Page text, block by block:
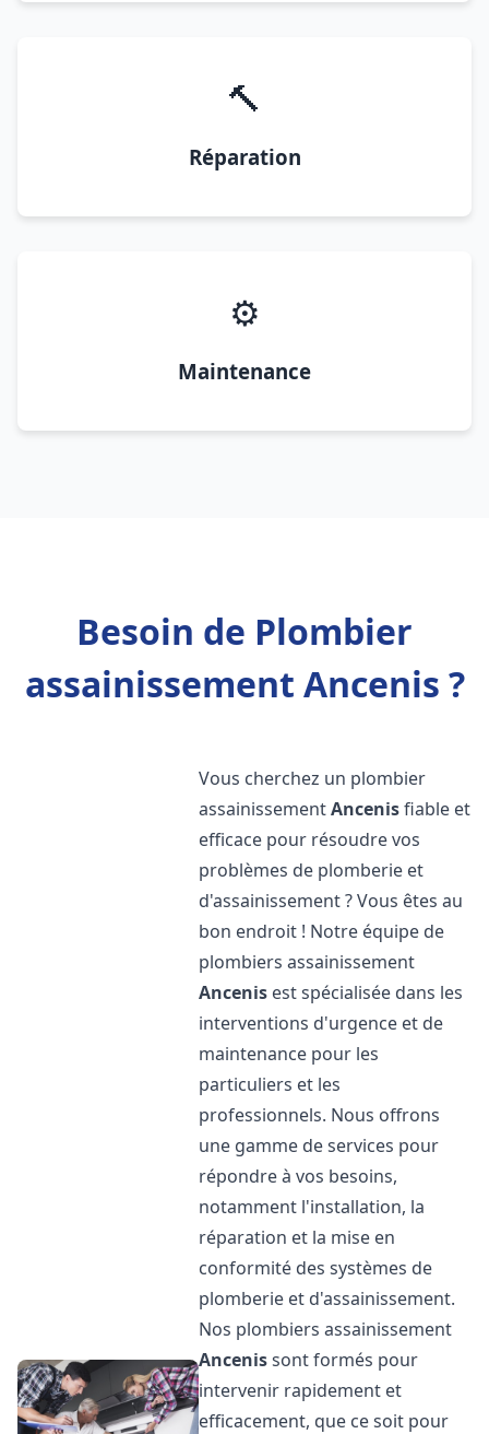
🔨
Réparation
⚙️
Maintenance
Besoin de Plombier
assainissement Ancenis ?
Vous cherchez un plombier
assainissementAncenisfiable et
efficace pour résoudre vos
problèmes de plomberie et
d'assainissement ? Vous êtes au
bon endroit ! Notre équipe de
plombiers assainissement
Ancenis est spécialisée dans les
interventions d'urgence et de
maintenance pour les
particuliers et les
professionnels. Nous offrons
une gamme de services pour
répondre à vos besoins,
notamment l'installation, la
réparation et la mise en
conformité des systèmes de
plomberie et d'assainissement.
Nos plombiers assainissement
Ancenissont formés pour
intervenir rapidement et
efficacement, que ce soit pour